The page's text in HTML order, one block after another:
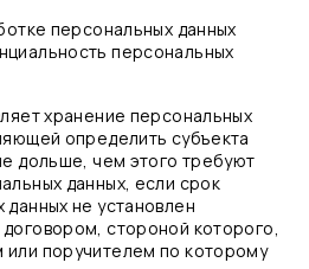
персональных данных
персональных
хранение персональных
определить субъекта
дольше, чем этого требуют
данных, если срок
не установлен
стороной которого,
поручителем по которому